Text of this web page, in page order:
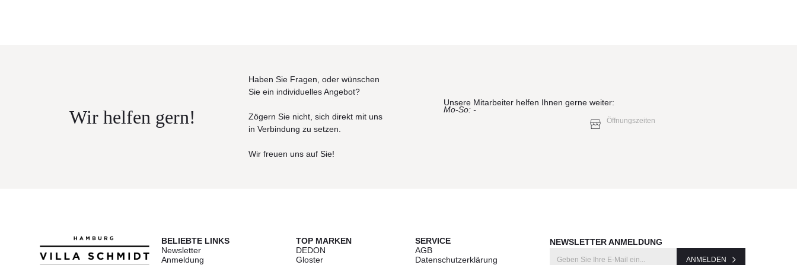
Wir helfen gern!
Haben Sie Fragen, oder wünschen
Sie ein individuelles Angebot?
Zögern Sie nicht, sich direkt mit uns
in Verbindung zu setzen.
Wir freuen uns auf Sie!
Unsere Mitarbeiter helfen Ihnen gerne weiter:
Mo-So: -
Öffnungszeiten
BELIEBTE LINKS
Newsletter
Anmeldung
TOP MARKEN
DEDON
Gloster
SERVICE
AGB
Datenschutzerklärung
NEWSLETTER ANMELDUNG
ANMELDEN